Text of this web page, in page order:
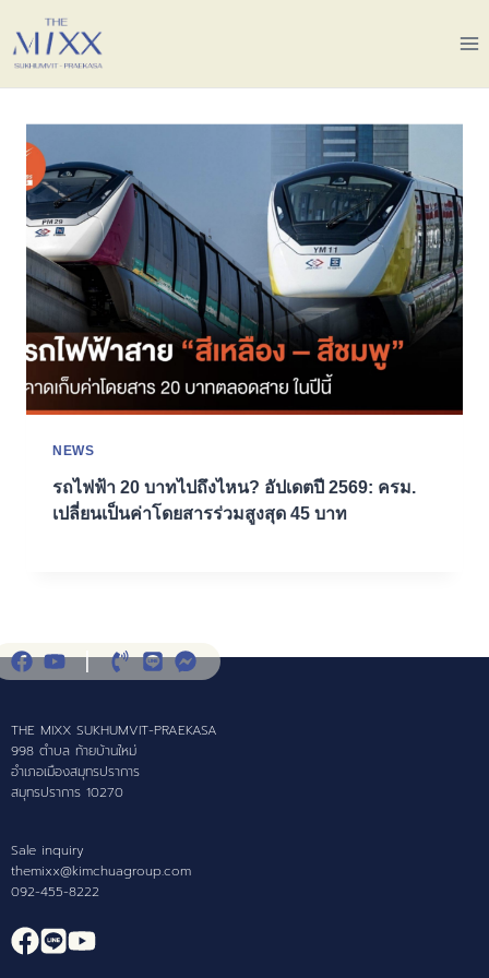
NEWS
รถไฟฟ้า 20 บาทไปถึงไหน? อัปเดตปี 2569: ครม.
เปลี่ยนเป็นค่าโดยสารร่วมสูงสุด 45 บาท
THE MIXX SUKHUMVIT-PRAEKASA
998 ตำบล ท้ายบ้านใหม่
อำเภอเมืองสมุทรปราการ
สมุทรปราการ 10270
Sale inquiry
themixx@kimchuagroup.com
092-455-8222